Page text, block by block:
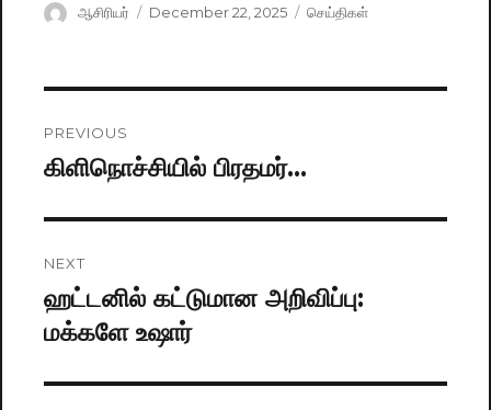
Author
ஆசிரியர்
Posted
December 22, 2025 Categories
செய்திகள்
navigation
PREVIOUS
Previous
கிளிநொச்சியில் பிரதமர்…
NEXT
Next
post:
ஹட்டனில் கட்டுமான அறிவிப்பு:
மக்களே உஷார்